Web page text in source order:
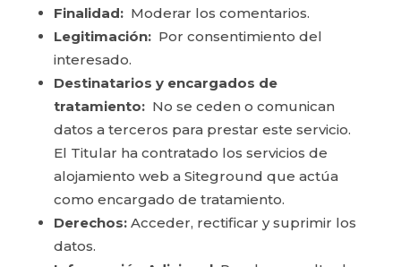
Finalidad:Moderar los comentarios.
Legitimación:Por consentimiento del
interesado.
Destinatarios y encargados de
tratamiento:No se ceden o comunican
datos a terceros para prestar este servicio.
El Titular ha contratado los servicios de
alojamiento web a Siteground que actúa
como encargado de tratamiento.
Derechos:Acceder, rectificar y suprimir los
datos.